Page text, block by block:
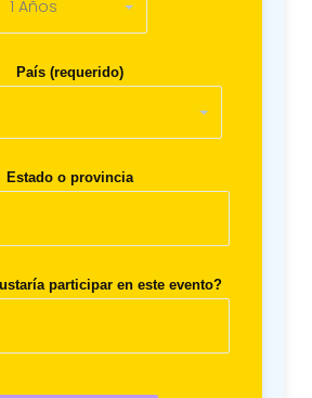
País (requerido)
Estado o provincia
participar en este evento?